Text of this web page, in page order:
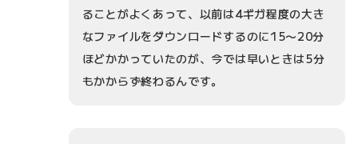
ることがよくあって、以前は4ギガ程度の大き
なファイルをダウンロードするのに15〜20分
ほどかかっていたのが、今では早いときは5分
もかからず終わるんです。